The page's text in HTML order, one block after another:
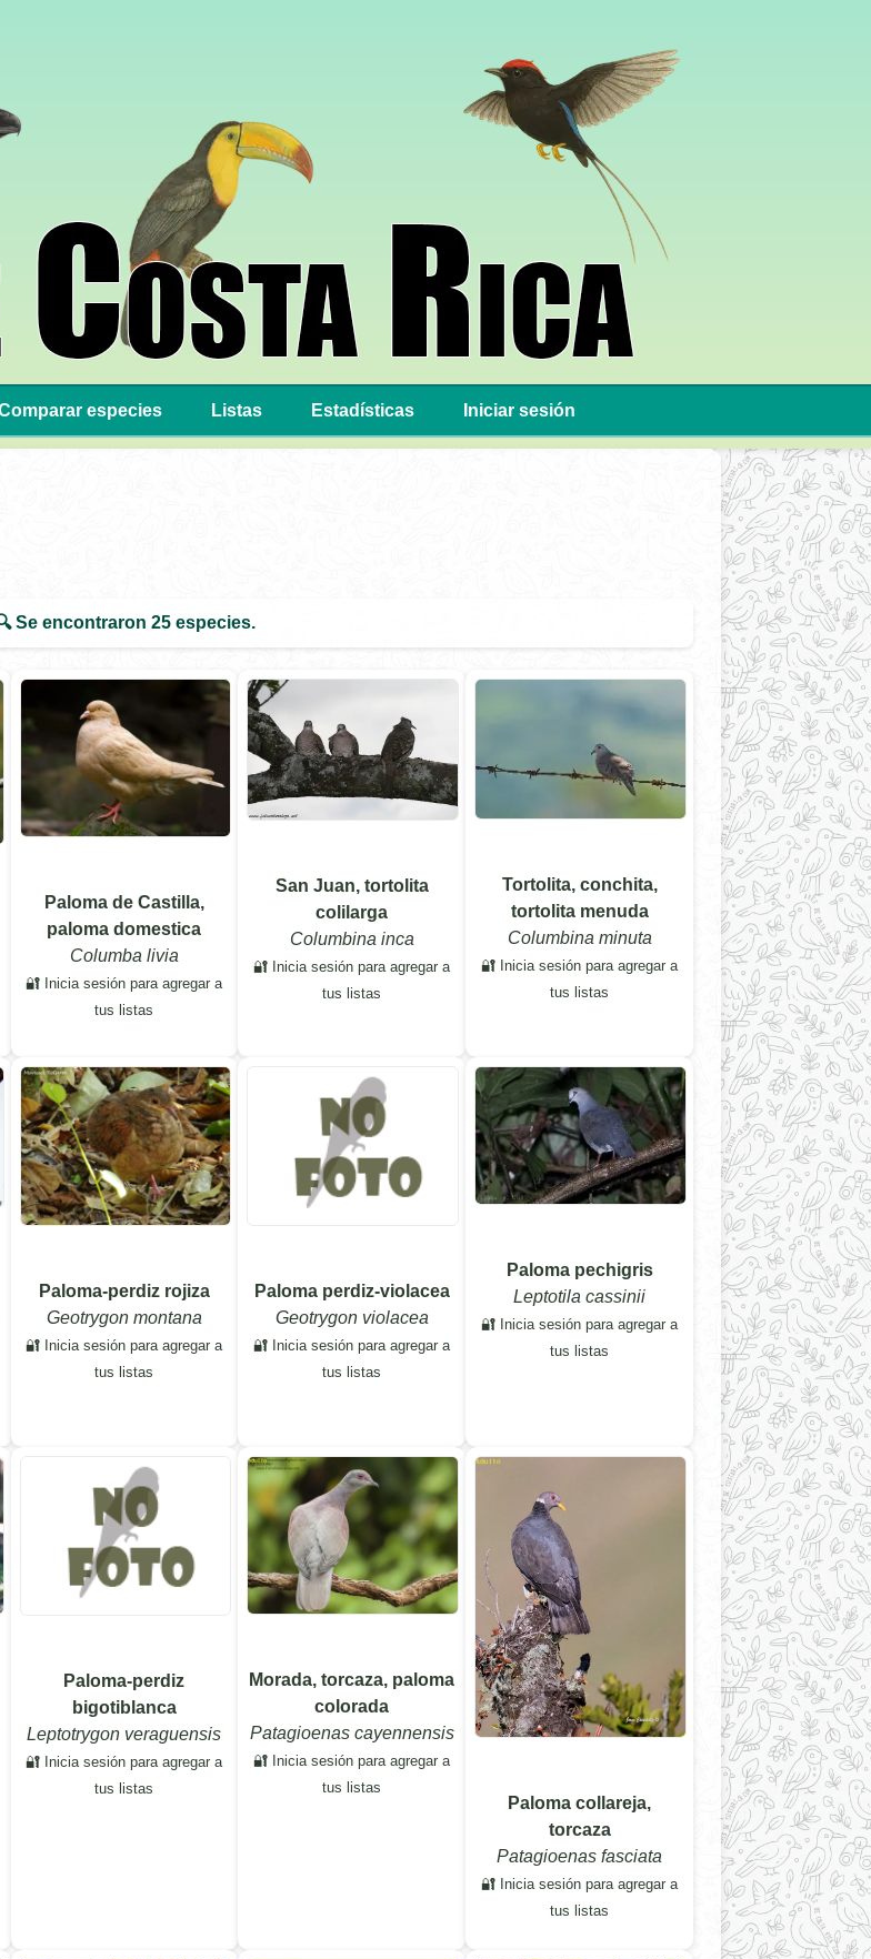
especies Listas Estadísticas Iniciar sesión
Se encontraron 25especies.
Paloma de Castilla,
paloma domestica
Columba livia
🔐 Inicia sesión para agregar a
tus listas
San Juan, tortolita
colilarga
Columbina inca
🔐 Inicia sesión para agregar a
tus listas
Tortolita, conchita,
tortolita menuda
Columbina minuta
🔐 Inicia sesión para agregar a
tus listas
Paloma-perdiz rojiza
Geotrygon montana
🔐 Inicia sesión para agregar a
tus listas
Paloma perdiz-violacea
Geotrygon violacea
🔐 Inicia sesión para agregar a
tus listas
Paloma pechigris
Leptotila cassinii
🔐 Inicia sesión para agregar a
tus listas
Paloma-perdiz
bigotiblanca
Leptotrygon veraguensis
🔐 Inicia sesión para agregar a
tus listas
Morada, torcaza, paloma
colorada
Patagioenas cayennensis
🔐 Inicia sesión para agregar a
tus listas
Paloma collareja,
torcaza
Patagioenas fasciata
🔐 Inicia sesión para agregar a
tus listas